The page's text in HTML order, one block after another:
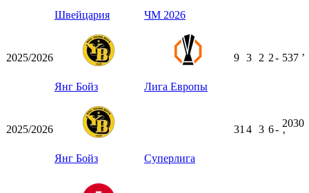
Швейцария ЧМ 2026
2025/2026
Янг Бойз Лига Европы
9 3 2 2- 537 ʼ
2025/2026
Янг Бойз Суперлига
31 4 3 6-
2030
ʼ